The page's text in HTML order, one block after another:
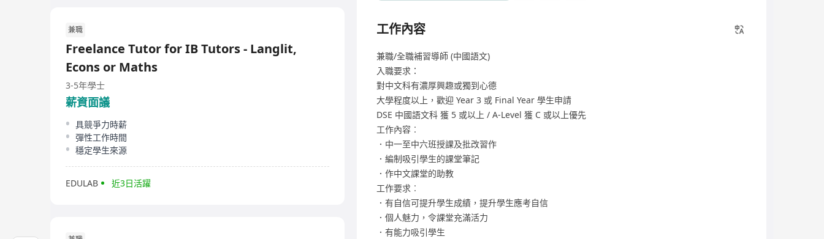
兼職
Freelance Tutor for IB Tutors - Langlit,
Econs or Maths
3-5年學士
薪資面議
具競爭力時薪
彈性工作時間
穩定學生來源
EDULAB 近3日活躍
工作內容
兼職/全職補習導師 (中國語文)
入職要求：
對中文科有濃厚興趣或獨到心德
大學程度以上，歡迎 Year 3 或 Final Year 學生申請
DSE 中國語文科 獲 5 或以上 / A-Level 獲 C 或以上優先
工作內容︰
．中一至中六班授課及批改習作
．編制吸引學生的課堂筆記
．作中文課堂的助教
工作要求︰
．有自信可提升學生成績，提升學生應考自信
．個人魅力，令課堂充滿活力
．有能力吸引學生